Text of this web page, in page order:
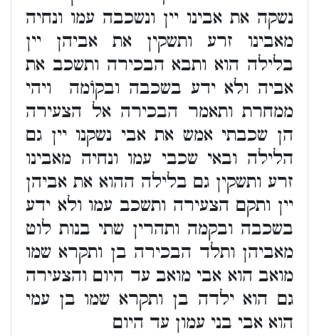
נשקה את אבינו יין ונשכבה עמו ונחיה
מאבינו זרע ותשקין את אביהן יין
בלילה הוא ותבא הבכירה ותשכב את
אביה ולא ידע בשכבה ובקוׄמה ‏ ויהי
ממחרת ותאמר הבכירה אל הצעירה
הן שכבתי אמש את אבי נשקנו יין גם
הלילה ובאי שכבי עמו ונחיה מאבינו
זרע ותשקין גם בלילה ההוא את אביהן
יין ותקם הצעירה ותשכב עמו ולא ידע
בשכבה ובקמה ותהרין שתי בנות לוט
מאביהן ותלד הבכירה בן ותקרא שמו
מואב הוא אבי מואב עד היום והצעירה
גם הוא ילדה בן ותקרא שמו בן עמי
הוא אבי בני עמון עד היום